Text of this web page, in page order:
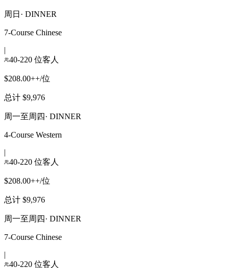
周日 · DINNER
7-Course Chinese
|
40-220 位客人
$208.00++/位
总计 $9,976
周一至周四· DINNER
4-Course Western
|
40-220 位客人
$208.00++/位
总计 $9,976
周一至周四· DINNER
7-Course Chinese
|
40-220 位客人